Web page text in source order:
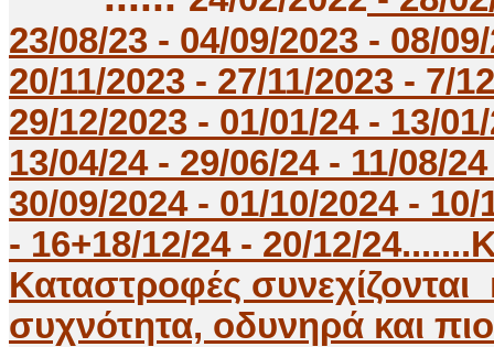
23/08/23 - 04/09/2023 - 08/
20/11/2023 - 27/11/2023 - 7/
29/12/2023 - 01/01/24 - 13/
13/04/24 - 29/06/24 - 11/08/
30/09/2024 - 01/10/2024 -
- 16+18/12/24 - 20/12/
Καταστροφές
συχνότητα, οδυνηρά και